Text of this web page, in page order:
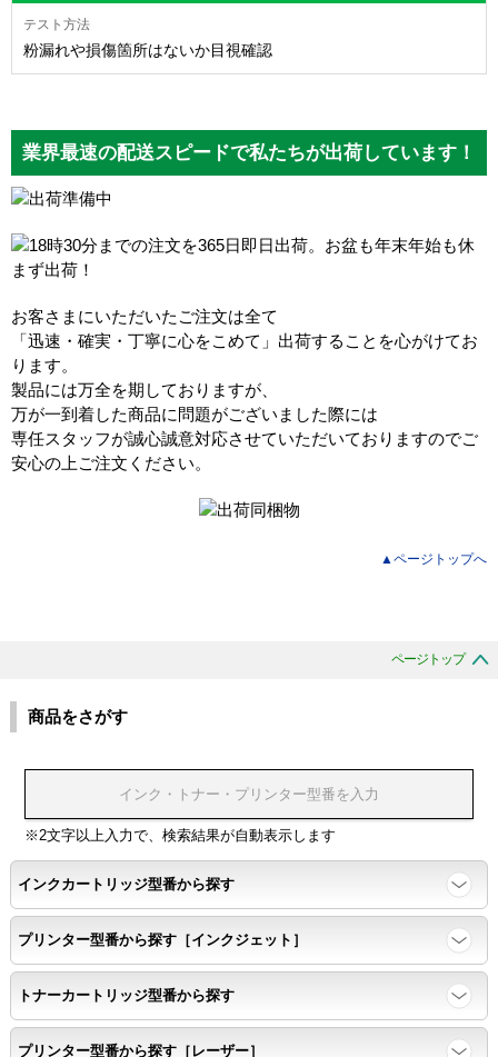
粉漏れや損傷箇所はないか目視確認
業界最速の配送スピードで私たちが出荷しています！
お客さまにいただいたご注文は全て
「迅速・確実・丁寧に心をこめて」出荷することを心がけてお
ります。
製品には万全を期しておりますが、
万が一到着した商品に問題がございました際には
専任スタッフが誠心誠意対応させていただいておりますのでご
安心の上ご注文ください。
▲ページトップへ
ページトップ
商品をさがす
※2文字以上入力で、検索結果が自動表示します
インクカートリッジ型番から探す
プリンター型番から探す［インクジェット］
トナーカートリッジ型番から探す
プリンター型番から探す［レーザー］